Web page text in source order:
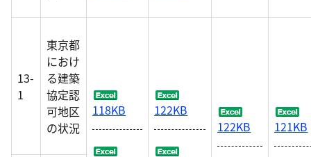
13-
1
東京都
におけ
る建築
協定認
可地区
の状況
118KB 122KB
122KB 121KB